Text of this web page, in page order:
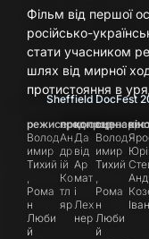
Фільм від першої
російсько-
стати учасником
шлях від мирної
протистояння в
Sheffield DocFest
режисери
Волод
имир
Тихий
Рома
н
Люби
й
продюсер
Ан
др
ій
Ко
тл
яр
копродюсер
Да
від
Ар
мат
і
Лех
нер
Волод
имир
Тихий
Рома
н
Люби
й